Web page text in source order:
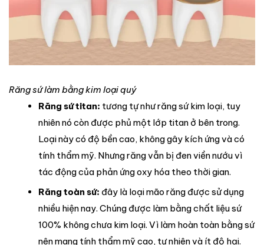
Răng sứ làm bằng kim loại quý
Răng sứ titan: tương tự như răng sứ kim loại, tuy
nhiên nó còn được phủ một lớp titan ở bên trong.
Loại này có độ bền cao, không gây kích ứng và có
tính thẩm mỹ. Nhưng răng vẫn bị đen viền nướu vì
tác động của phản ứng oxy hóa theo thời gian.
Răng toàn sứ: đây là loại mão răng được sử dụng
nhiều hiện nay. Chúng được làm bằng chất liệu sứ
100% không chưa kim loại. Vì làm hoàn toàn bằng sứ
nên mang tính thẩm mỹ cao, tự nhiên và ít độ hại.